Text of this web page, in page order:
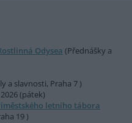
Odysea (Přednášky a
a slavnosti, Praha 7 )
(pátek)
letního tábora
19 )